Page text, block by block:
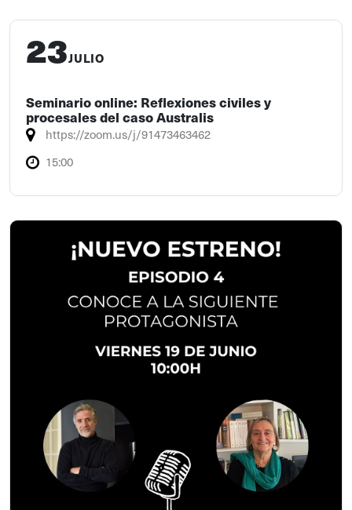
23JULIO
Seminario online: Reflexiones civiles y
procesales del caso Australis
https://zoom.us/j/91473463462
15:00